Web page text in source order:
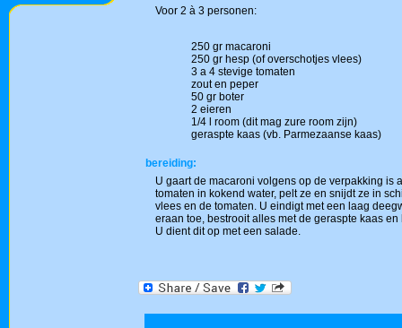
Voor 2 à 3 personen:
250 gr macaroni
250 gr hesp (of overschotjes vlees)
3 a 4 stevige tomaten
zout en peper
50 gr boter
2 eieren
1/4 l room (dit mag zure room zijn)
geraspte kaas (vb. Parmezaanse kaas)
bereiding:
U gaart de macaroni volgens op de verpakking is
tomaten in kokend water, pelt ze en snijdt ze in
vlees en de tomaten. U eindigt met een laag
eraan toe, bestrooit alles met de geraspte kaas
U dient dit op met een salade.